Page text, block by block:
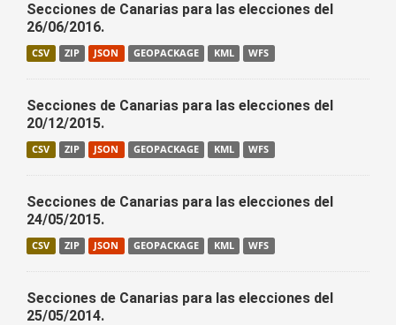
Secciones de Canarias para las elecciones del
26/06/2016.
CSV ZIP JSON GEOPACKAGE KML WFS
Secciones de Canarias para las elecciones del
20/12/2015.
CSV ZIP JSON GEOPACKAGE KML WFS
Secciones de Canarias para las elecciones del
24/05/2015.
CSV ZIP JSON GEOPACKAGE KML WFS
Secciones de Canarias para las elecciones del
25/05/2014.